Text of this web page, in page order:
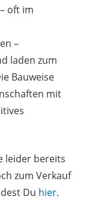
oft im
–
laden zum
Bauweise
mit
leider bereits
zum Verkauf
Du hier.